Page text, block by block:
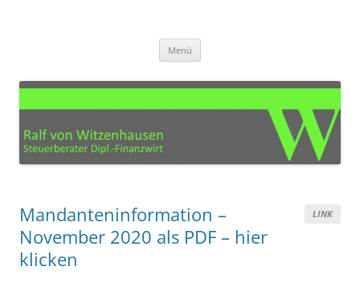
Witzenhausen – Mechernich
Umgebung
Menü
LINK
Mandanteninformation –
November 2020 als PDF – hier
klicken